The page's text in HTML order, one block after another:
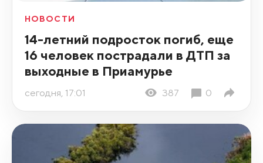
НОВОСТИ
14-летний подросток погиб, еще
16 человек пострадали в ДТП за
выходные в Приамурье
сегодня, 17:01 387 0